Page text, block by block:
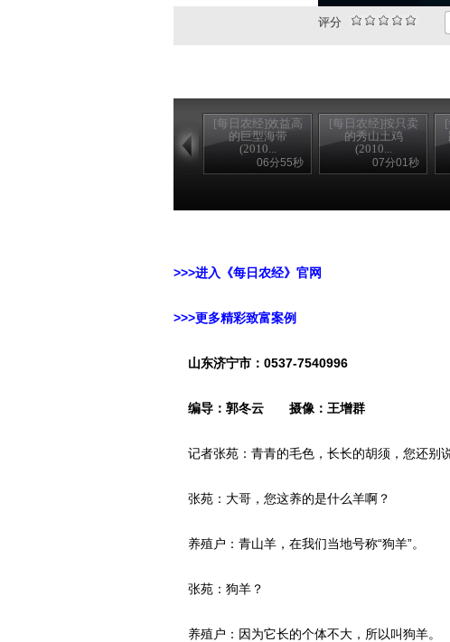
评分
[每日农经]效益高
的巨型海带
(2010...
06分55秒
[每日农经]按只卖
的秀山土鸡
(2010...
07分01秒
>>>进入《每日农经》官网
>>>更多精彩致富案例
山东济宁市：0537-7540996
编导：郭冬云 摄像：王增群
记者张苑：青青的毛色，长长的胡须，您还别
张苑：大哥，您这养的是什么羊啊？
养殖户：青山羊，在我们当地号称“狗羊”。
张苑：狗羊？
养殖户：因为它长的个体不大，所以叫狗羊。